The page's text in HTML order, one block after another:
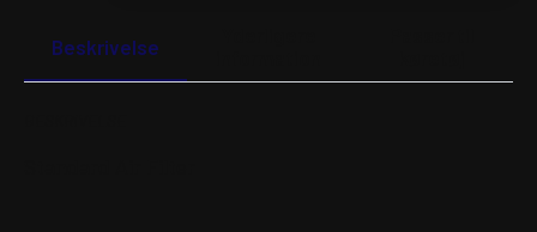
antalBeskrivelse